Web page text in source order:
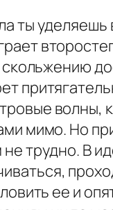
ты
волны,
мимо. Но
трудно. В
ее и